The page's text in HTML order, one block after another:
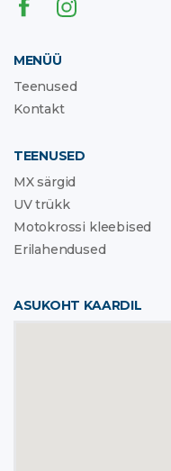
MENÜÜ
Teenused
Kontakt
TEENUSED
MX särgid
UV trükk
Motokrossi kleebised
Erilahendused
ASUKOHT KAARDIL